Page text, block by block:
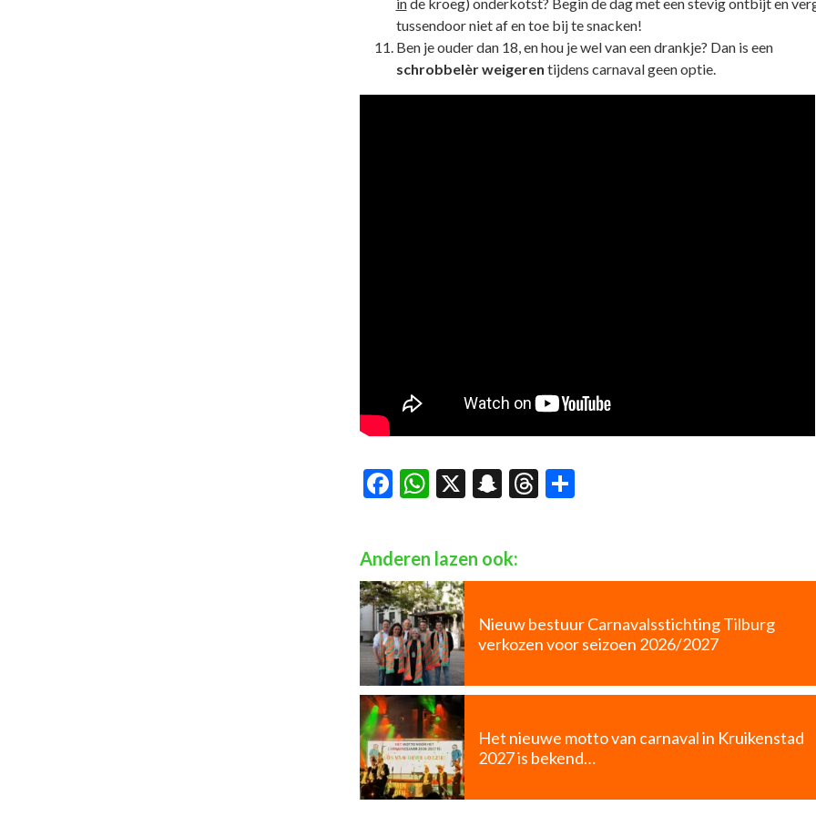
tussendoor niet af en toe bij te snacken!
Ben je ouder dan 18, en hou je wel van een drankje? Dan is een
schrobbelèr weigeren tijdens carnaval geen optie.
Facebook
WhatsApp
X Snapchat
Threads
Delen
Anderen lazen ook:
Nieuw bestuur Carnavalsstichting Tilburg
verkozen voor seizoen 2026/2027
Het nieuwe motto van carnaval in Kruikenstad
2027 is bekend…